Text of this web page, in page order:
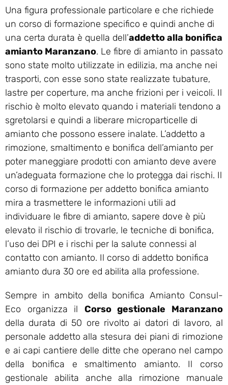
Una figura professionale particolare e che richiede
un corso di formazione specifico e quindi anche di
una certa durata è quella dell’addetto alla bonifica
amianto Maranzano. Le fibre di amianto in passato
sono state molto utilizzate in edilizia, ma anche nei
trasporti, con esse sono state realizzate tubature,
lastre per coperture, ma anche frizioni per i veicoli. Il
rischio è molto elevato quando i materiali tendono a
sgretolarsi e quindi a liberare microparticelle di
amianto che possono essere inalate. L’addetto a
rimozione, smaltimento e bonifica dell’amianto per
poter maneggiare prodotti con amianto deve avere
un’adeguata formazione che lo protegga dai rischi. Il
corso di formazione per addetto bonifica amianto
mira a trasmettere le informazioni utili ad
individuare le fibre di amianto, sapere dove è più
elevato il rischio di trovarle, le tecniche di bonifica,
l’uso dei DPI e i rischi per la salute connessi al
contatto con amianto. Il corso di addetto bonifica
amianto dura 30 ore ed abilita alla professione.
Sempre in ambito della bonifica Amianto Consul-
Eco organizza il Corso gestionale Maranzano
della durata di 50 ore rivolto ai datori di lavoro, al
personale addetto alla stesura dei piani di rimozione
e ai capi cantiere delle ditte che operano nel campo
della bonifica e smaltimento amianto. Il corso
gestionale abilita anche alla rimozione manuale